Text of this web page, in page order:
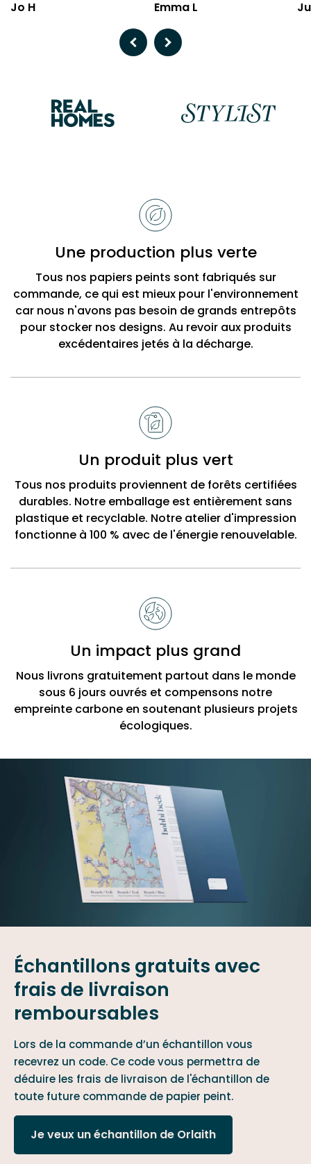
Jo H Emma L
Previous
Next
BobbiUne production plus verte
Tous nos papiers peints sont fabriqués sur
commande, ce qui est mieux pour l'environnement
car nous n'avons pas besoin de grands entrepôts
pour stocker nos designs. Au revoir aux produits
excédentaires jetés à la décharge.
Un produit plus vert
Tous nos produits proviennent de forêts certifiées
durables. Notre emballage est entièrement sans
plastique et recyclable. Notre atelier d'impression
fonctionne à 100 % avec de l'énergie renouvelable.
Un impact plus grand
Nous livrons gratuitement partout dans le monde
sous 6 jours ouvrés et compensons notre
empreinte carbone en soutenant plusieurs projets
écologiques.
Échantillons gratuits avec
frais de livraison
remboursables
Lors de la commande d’un échantillon vous
recevrez un code. Ce code vous permettra de
déduire les frais de livraison de l'échantillon de
toute future commande de papier peint.
Je veux un échantillon de Orlaith